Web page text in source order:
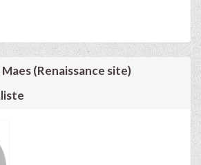
(Renaissance site)